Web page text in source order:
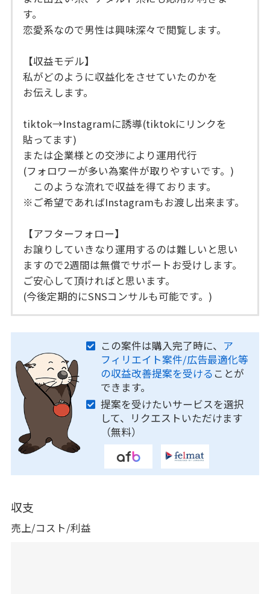
す。
恋愛系なので男性は興味深々で閲覧します。
【収益モデル】
私がどのように収益化をさせていたのかを
お伝えします。
tiktok→Instagramに誘導(tiktokにリンクを
貼ってます)
または企業様との交渉により運用代行
(フォロワーが多い為案件が取りやすいです。)
このような流れで収益を得ております。
※ご希望であればInstagramもお渡し出来ます。
【アフターフォロー】
お譲りしていきなり運用するのは難しいと思い
ますので2週間は無償でサポートお受けします。
ご安心して頂ければと思います。
(今後定期的にSNSコンサルも可能です。)
この案件は購入完了時に、 ア
フィリエイト案件/広告最適化等
の収益改善提案を受ける ことが
できます。
提案を受けたいサービスを選択
して、リクエストいただけます
（無料）
収支
売上/コスト/利益